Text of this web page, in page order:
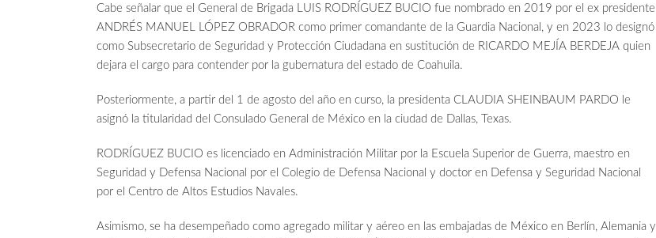
Cabe señalar que el General de Brigada LUIS RODRÍGUEZ BUCIO fue nombrado en 2019 por el ex presidente
ANDRÉS MANUEL LÓPEZ OBRADOR como primer comandante de la Guardia Nacional, y en 2023 lo designó
como Subsecretario de Seguridad y Protección Ciudadana en sustitución de RICARDO MEJÍA BERDEJA quien
dejara el cargo para contender por la gubernatura del estado de Coahuila.
Posteriormente, a partir del 1 de agosto del año en curso, la presidenta CLAUDIA SHEINBAUM PARDO le
asignó la titularidad del Consulado General de México en la ciudad de Dallas, Texas.
RODRÍGUEZ BUCIO es licenciado en Administración Militar por la Escuela Superior de Guerra, maestro en
Seguridad y Defensa Nacional por el Colegio de Defensa Nacional y doctor en Defensa y Seguridad Nacional
por el Centro de Altos Estudios Navales.
Asimismo, se ha desempeñado como agregado militar y aéreo en las embajadas de México en Berlín, Alemania y